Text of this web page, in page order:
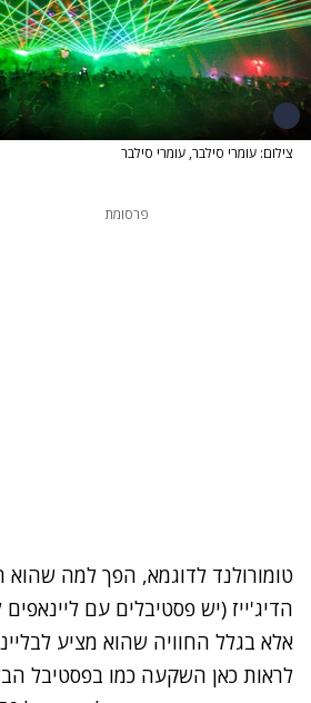
צילום: עומרי סילבר, עומרי סילבר
פרסומת
טומורולנד לדוגמא, הפך למה
הדיג'ייז (יש פסטיבלים עם
אלא בגלל החוויה שהוא מציע
לראות כאן השקעה כמו בפסטיבל